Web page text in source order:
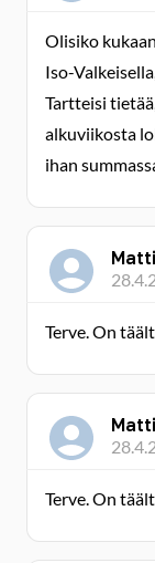
Olisiko
Iso-
Tartteisi
alkuviikosta
ihan
Terve. On
Terve. On